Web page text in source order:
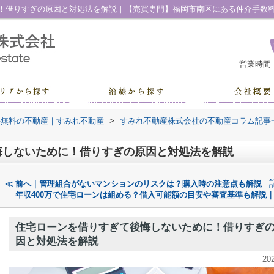
借りすぎの原因と対処法を解説｜【売買専門】福岡市南区にある仲介手数
営業時間
料の不動産｜すみれ不動産 > すみれ不動産株式会社の不動産コラム記事
ないために！借りすぎの原因と対処法を解説
≪ 前へ｜管理組合がないマンションのリスクは？購入時の注意点も解説
年収400万で住宅ローンは組める？借入可能額の目安や審査基準も解説
住宅ローンを借りすぎて後悔しないために！借りすぎ
因と対処法を解説